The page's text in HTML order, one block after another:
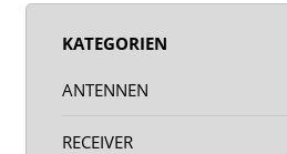
KATEGORIEN
ANTENNEN
RECEIVER